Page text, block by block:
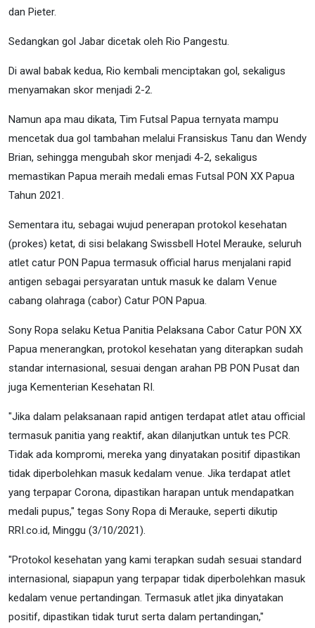
dan Pieter.
Sedangkan gol Jabar dicetak oleh Rio Pangestu.
Di awal babak kedua, Rio kembali menciptakan gol, sekaligus
menyamakan skor menjadi 2-2.
Namun apa mau dikata, Tim Futsal Papua ternyata mampu
mencetak dua gol tambahan melalui Fransiskus Tanu dan Wendy
Brian, sehingga mengubah skor menjadi 4-2, sekaligus
memastikan Papua meraih medali emas Futsal PON XX Papua
Tahun 2021.
Sementara itu, sebagai wujud penerapan protokol kesehatan
(prokes) ketat, di sisi belakang Swissbell Hotel Merauke, seluruh
atlet catur PON Papua termasuk official harus menjalani rapid
antigen sebagai persyaratan untuk masuk ke dalam Venue
cabang olahraga (cabor) Catur PON Papua.
Sony Ropa selaku Ketua Panitia Pelaksana Cabor Catur PON XX
Papua menerangkan, protokol kesehatan yang diterapkan sudah
standar internasional, sesuai dengan arahan PB PON Pusat dan
juga Kementerian Kesehatan RI.
"Jika dalam pelaksanaan rapid antigen terdapat atlet atau official
termasuk panitia yang reaktif, akan dilanjutkan untuk tes PCR.
Tidak ada kompromi, mereka yang dinyatakan positif dipastikan
tidak diperbolehkan masuk kedalam venue. Jika terdapat atlet
yang terpapar Corona, dipastikan harapan untuk mendapatkan
medali pupus," tegas Sony Ropa di Merauke, seperti dikutip
RRI.co.id, Minggu (3/10/2021).
"Protokol kesehatan yang kami terapkan sudah sesuai standard
internasional, siapapun yang terpapar tidak diperbolehkan masuk
kedalam venue pertandingan. Termasuk atlet jika dinyatakan
positif, dipastikan tidak turut serta dalam pertandingan,"